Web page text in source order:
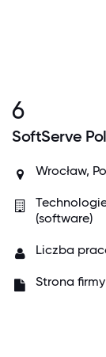
6
SoftServe
Wrocław,
(software)
Liczba
Strona firmy